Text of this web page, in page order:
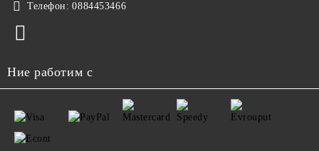
Телефон: 0884453466
Ние работим с